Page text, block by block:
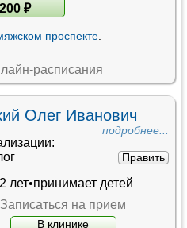
₽
проспекте.
расписания
Олег Иванович
подробнее...
Править
лет•принимает детей
Записаться на прием
В клинике